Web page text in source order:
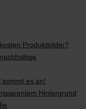
Produktbilder?
kommt es an!
Hintergrund